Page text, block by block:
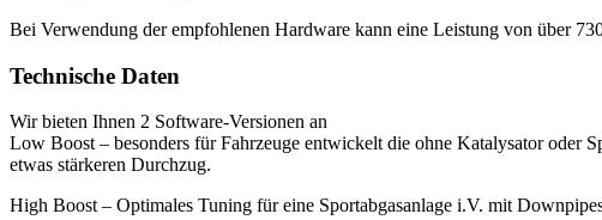
Bei Verwendung der empfohlenen Hardware kann eine Leistung von über
Technische Daten
Wir bieten Ihnen 2 Software-Versionen an
Low Boost – besonders für Fahrzeuge entwickelt die ohne Katalysator oder
etwas stärkeren Durchzug.
High Boost – Optimales Tuning für eine Sportabgasanlage i.V. mit